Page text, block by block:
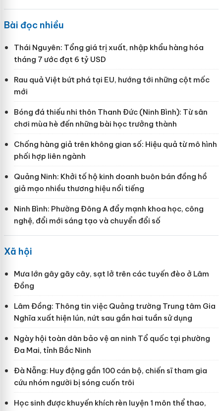
Bài đọc nhiều
Thái Nguyên: Tổng giá trị xuất, nhập khẩu hàng hóa
tháng 7 ước đạt 6 tỷ USD
Rau quả Việt bứt phá tại EU, hướng tới những cột mốc
mới
Bóng đá thiếu nhi thôn Thanh Đức (Ninh Bình): Từ sân
chơi mùa hè đến những bài học trưởng thành
Chống hàng giả trên không gian số: Hiệu quả từ mô hình
phối hợp liên ngành
Quảng Ninh: Khởi tố hộ kinh doanh buôn bán đồng hồ
giả mạo nhiều thương hiệu nổi tiếng
Ninh Bình: Phường Đông A đẩy mạnh khoa học, công
nghệ, đổi mới sáng tạo và chuyển đổi số
Xã hội
Mưa lớn gây gãy cây, sạt lở trên các tuyến đèo ở Lâm
Đồng
Lâm Đồng: Thông tin việc Quảng trường Trung tâm Gia
Nghĩa xuất hiện lún, nứt sau gần hai tuần sử dụng
Ngày hội toàn dân bảo vệ an ninh Tổ quốc tại phường
Đa Mai, tỉnh Bắc Ninh
Đà Nẵng: Huy động gần 100 cán bộ, chiến sĩ tham gia
cứu nhóm người bị sóng cuốn trôi
Học sinh được khuyến khích rèn luyện 1 môn thể thao,